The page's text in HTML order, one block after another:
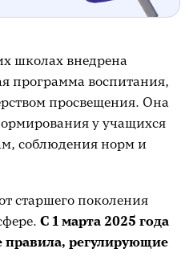
школах внедрена
программа воспитания,
просвещения. Она
у учащихся
соблюдения норм и
старшего поколения
С 1 марта 2025 года
правила, регулирующие